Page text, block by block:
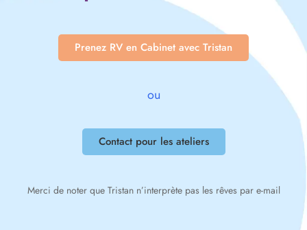
Prenez RV en Cabinet avec Tristan
ou
Contact pour les ateliers
Merci de noter que Tristan n’interprète pas les rêves par e-mail